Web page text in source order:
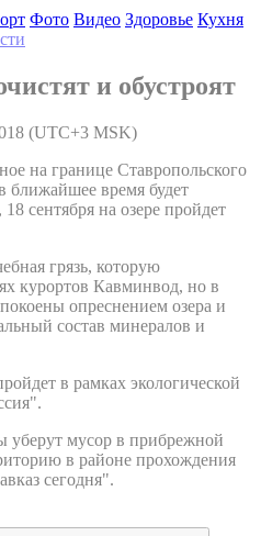
Фото Видео Здоровье Кухня
и обустроят
(UTC+3 MSK)
на границе Ставропольского
ближайшее время будет
сентября на озере пройдет
грязь, которую
курортов Кавминвод, но в
опреснением озера и
состав минералов и
в рамках экологической
уберут мусор в прибрежной
в районе прохождения
сегодня".